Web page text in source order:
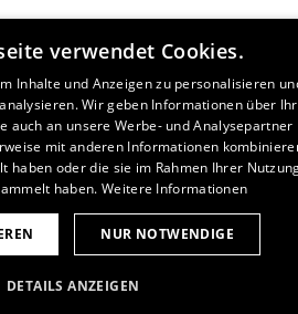
verwendet Cookies.
Inhalte und Anzeigen zu personalisieren
Wir geben Informationen über
auch an unsere Werbe- und Analysepartner
mit anderen Informationen
haben oder die sie im Rahmen Ihrer
haben. Weitere Informationen
NUR NOTWENDIGE
DETAILS ANZEIGEN